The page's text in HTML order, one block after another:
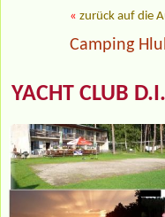
« zurück auf die
Camping
YACHT CLUB